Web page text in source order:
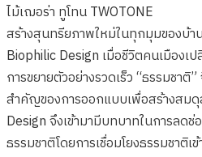
ไม้เฌอร่า ทูโทน TWOTONE
สร้างสุนทรียภาพใหม่ในทุกมุมของบ้
Biophilic Design เมื่อชีวิตคนเมืองเ
การขยายตัวอย่างรวดเร็ว “ธรรมชาติ
สำคัญของการออกแบบเพื่อสร้างสม
Design จึงเข้ามามีบทบาทในการลดช่
ธรรมชาติโดยการเชื่อมโยงธรรมชาติ